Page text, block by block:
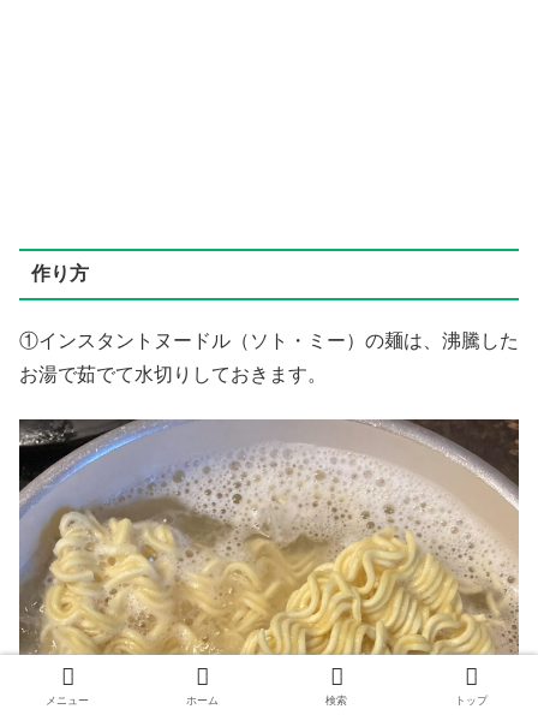
作り方
①インスタントヌードル（ソト・ミー）の麺は、沸騰した
お湯で茹でて水切りしておきます。
メニュー ホーム 検索 トップ